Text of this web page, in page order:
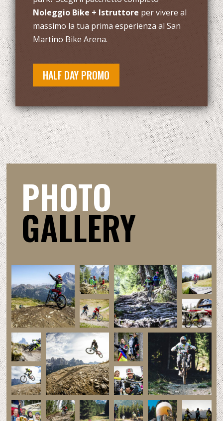
Noleggio Bike + Istruttore per vivere al
massimo la tua prima esperienza al San
Martino Bike Arena.
HALF DAY PROMO
PHOTO
GALLERY